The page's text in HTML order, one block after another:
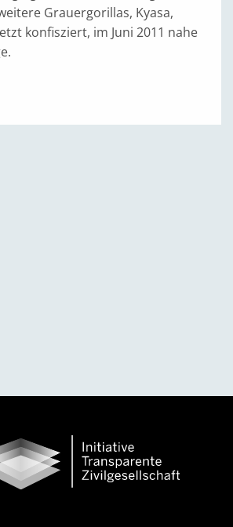
Grauergorillas, Kyasa,
konfisziert, im Juni 2011 nahe